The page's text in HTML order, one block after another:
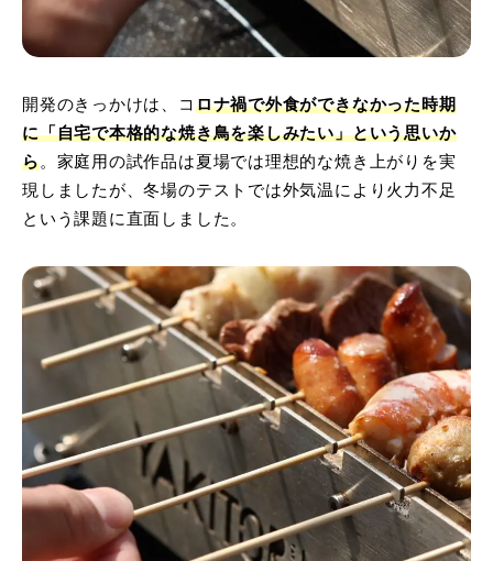
開発のきっかけは、コ ロナ禍で外食ができなかった時期
に「自宅で本格的な焼き鳥を楽しみたい」という思いか
ら。家庭用の試作品は夏場では理想的な焼き上がりを実
現しましたが、冬場のテストでは外気温により火力不足
という課題に直面しました。